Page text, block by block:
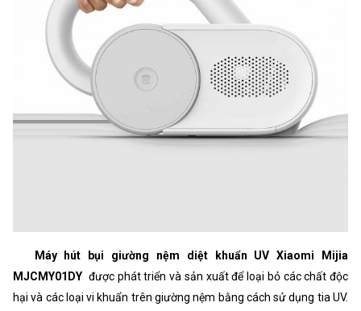
Máy hút bụi giường nệm diệt khuẩn UV Xiaomi Mijia
MJCMY01DY được phát triển và sản xuất để loại bỏ các chất độc
hại và các loại vi khuẩn trên giường nệm bằng cách sử dụng tia UV.